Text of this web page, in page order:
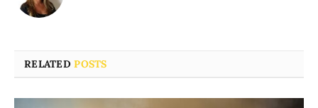
RELATEDPOSTS